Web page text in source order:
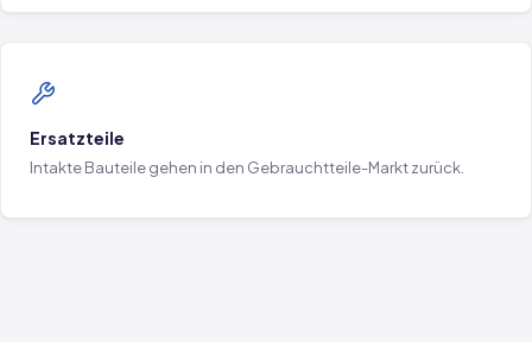
Ersatzteile
Intakte Bauteile gehen in den Gebrauchtteile-Markt zurück.